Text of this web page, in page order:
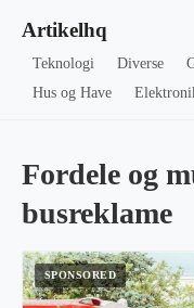
Artikelhq
Teknologi Diverse
Hus og Have
Fordele og
busreklame